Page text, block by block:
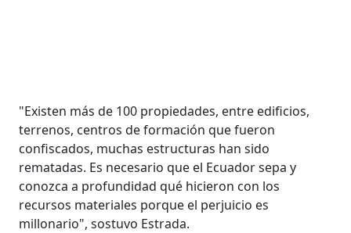
"Existen más de 100 propiedades, entre edificios,
terrenos, centros de formación que fueron
confiscados, muchas estructuras han sido
rematadas. Es necesario que el Ecuador sepa y
conozca a profundidad qué hicieron con los
recursos materiales porque el perjuicio es
millonario", sostuvo Estrada.